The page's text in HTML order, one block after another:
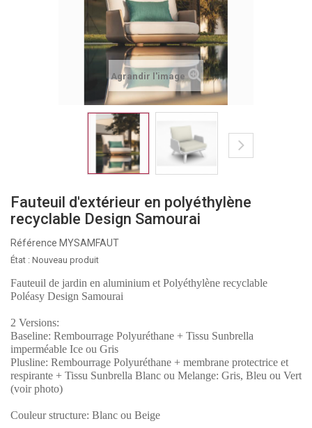
Agrandir l'image
Fauteuil d'extérieur en polyéthylène
recyclable Design Samourai
Référence MYSAMFAUT
État : Nouveau produit
Fauteuil de jardin en aluminium et Polyéthylène recyclable
Poléasy Design Samourai
2 Versions:
Baseline: Rembourrage Polyuréthane + Tissu Sunbrella
imperméable Ice ou Gris
Plusline: Rembourrage Polyuréthane + membrane protectrice et
respirante + Tissu Sunbrella Blanc ou Melange: Gris, Bleu ou Vert
(voir photo)
Couleur structure: Blanc ou Beige